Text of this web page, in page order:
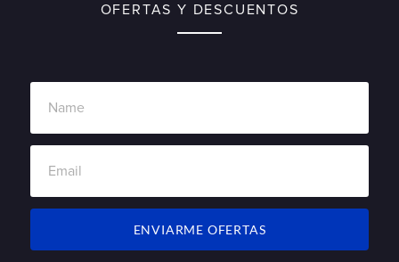
OFERTAS Y DESCUENTOS
ENVIARME OFERTAS